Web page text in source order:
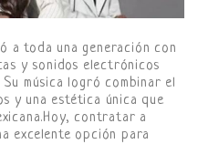
a toda una generación con
y sonidos electrónicos
música logró combinar el
y una estética única que
contratar a
excelente opción para